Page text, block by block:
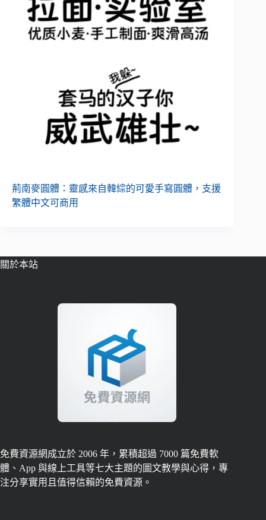
荊南麥圓體：靈感來自韓綜的可愛手寫圓體，支援
繁體中文可商用
關於本站
免費資源網成立於 2006 年，累積超過 7000 篇免費軟
體、App 與線上工具等七大主題的圖文教學與心得，專
注分享實用且值得信賴的免費資源。